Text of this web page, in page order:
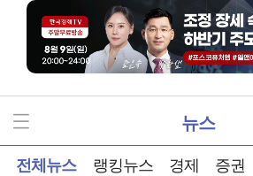
뉴스
전체뉴스 랭킹뉴스 경제 증권